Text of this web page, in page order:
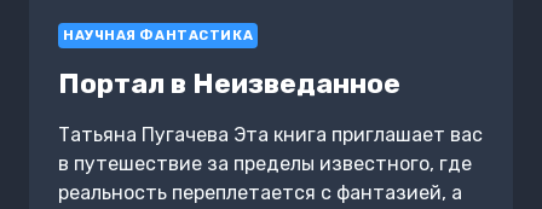
НАУЧНАЯ ФАНТАСТИКА
Портал в Неизведанное
Татьяна Пугачева Эта книга приглашает вас
в путешествие за пределы известного, где
реальность переплетается с фантазией, а